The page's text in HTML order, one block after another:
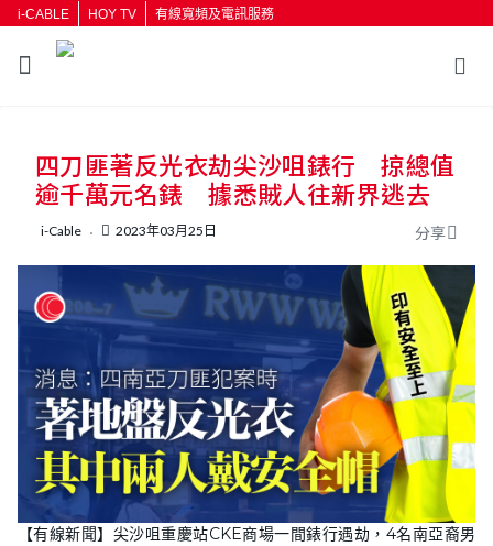
i-CABLE HOY TV 有線寬頻及電訊服務
按輸入鍵開始搜尋
四刀匪著反光衣劫尖沙咀錶行 掠總值
逾千萬元名錶 據悉賊人往新界逃去
i-Cable 2023年03月25日 分享
【有線新聞】尖沙咀重慶站CKE商場一間錶行遇劫，4名南亞裔男